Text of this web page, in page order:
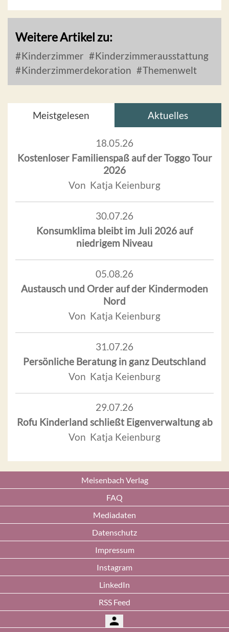
Weitere Artikel zu:
Kinderzimmer
Kinderzimmerausstattung
Kinderzimmerdekoration
Themenwelt
Meistgelesen Aktuelles
18.05.26
Kostenloser Familienspaß auf der Toggo Tour
2026
Von Katja Keienburg
30.07.26
Konsumklima bleibt im Juli 2026 auf
niedrigem Niveau
05.08.26
Austausch und Order auf der Kindermoden
Nord
Von Katja Keienburg
31.07.26
Persönliche Beratung in ganz Deutschland
Von Katja Keienburg
29.07.26
Rofu Kinderland schließt Eigenverwaltung ab
Von Katja Keienburg
Meisenbach Verlag
FAQ
Mediadaten
Datenschutz
Impressum
Instagram
LinkedIn
RSS Feed